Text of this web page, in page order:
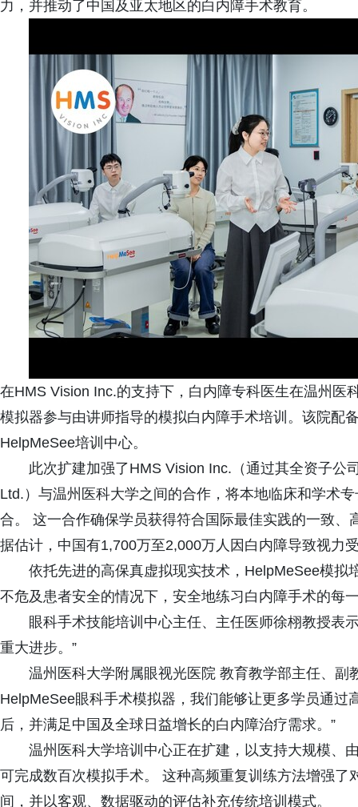
力，并推动了中国及亚太地区的白内障手术教育。
在HMS Vision Inc.的支持下，白内障专科医生在温州医
模拟器参与由讲师指导的模拟白内障手术培训。该院配
HelpMeSee培训中心。
此次扩建加强了HMS Vision Inc.（通过其全资子公
Ltd.）与温州医科大学之间的合作，将本地临床和学术
合。 这一合作确保学员获得符合国际最佳实践的一致
据估计，中国有1,700万至2,000万人因白内障导致视力
依托先进的高保真虚拟现实技术，HelpMeSee模
不危及患者安全的情况下，安全地练习白内障手术的每
眼科手术技能培训中心主任、主任医师徐栩教授表
重大进步。”
温州医科大学附属眼视光医院 教育教学部主任、副
HelpMeSee眼科手术模拟器，我们能够让更多学员通
后，并满足中国及全球日益增长的白内障治疗需求。”
温州医科大学培训中心正在扩建，以支持大规模、
可完成数百次模拟手术。 这种高频重复训练方法增强
间，并以客观、数据驱动的评估补充传统培训模式。